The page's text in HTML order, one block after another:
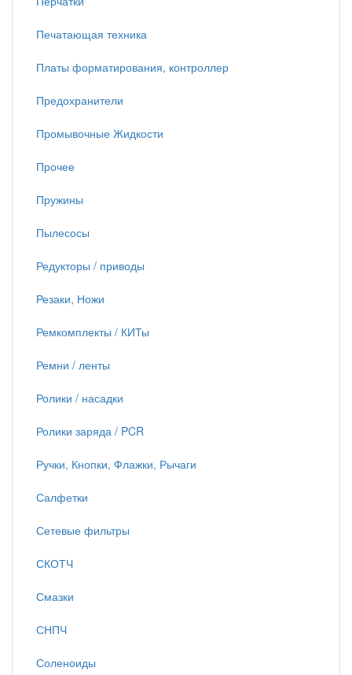
Печатающая техника
Платы форматирования, контроллер
Предохранители
Промывочные Жидкости
Прочее
Пружины
Пылесосы
Редукторы / приводы
Резаки, Ножи
Ремкомплекты / КИТы
Ремни / ленты
Ролики / насадки
Ролики заряда / PCR
Ручки, Кнопки, Флажки, Рычаги
Салфетки
Сетевые фильтры
СКОТЧ
Смазки
СНПЧ
Соленоиды